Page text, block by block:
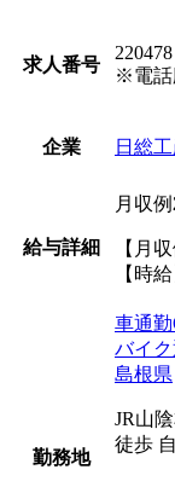
求人番号
220478
※電話
企業 日総
給与詳細
月収例
【月
【時
勤務地
車通
バイ
島根県
JR山
徒歩